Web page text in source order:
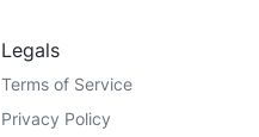
Legals
Terms of Service
Privacy Policy